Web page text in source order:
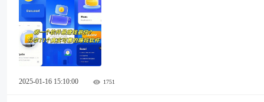
2025-01-16 15:10:00 1751